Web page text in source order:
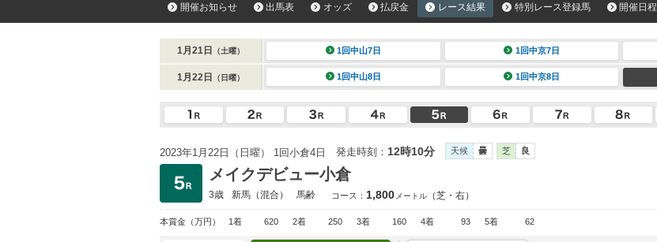
開催お知らせ 出馬表 オッズ 払戻金 レース結果 特別レース登録馬 開催日程
1月21日 （土曜） 1回中山7日 1回中京7日
1月22日 （日曜） 1回中山8日 1回中京8日
2023年1月22日（日曜） 1回小倉4日 発走時刻： 12時10分 天候 曇 芝 良
メイクデビュー小倉
3歳 新馬 （混合） 馬齢 コース： 1,800 メートル （芝・右）
本賞金 （万円） 1着 620 2着 250 3着 160 4着 93 5着 62